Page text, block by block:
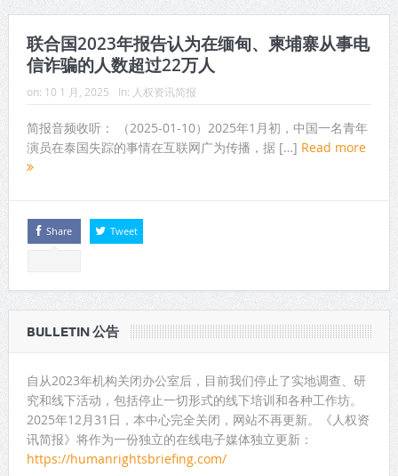
联合国2023年报告认为在缅甸、柬埔寨从事电
信诈骗的人数超过22万人
on: 10 1 月, 2025 In: 人权资讯简报
简报音频收听： （2025-01-10）2025年1月初，中国一名青年
演员在泰国失踪的事情在互联网广为传播，据 […] Read more
Share Tweet
BULLETIN 公告
自从2023年机构关闭办公室后，目前我们停止了实地调查、研
究和线下活动，包括停止一切形式的线下培训和各种工作坊。
2025年12月31日，本中心完全关闭，网站不再更新。《人权资
讯简报》将作为一份独立的在线电子媒体独立更新：
https://humanrightsbriefing.com/